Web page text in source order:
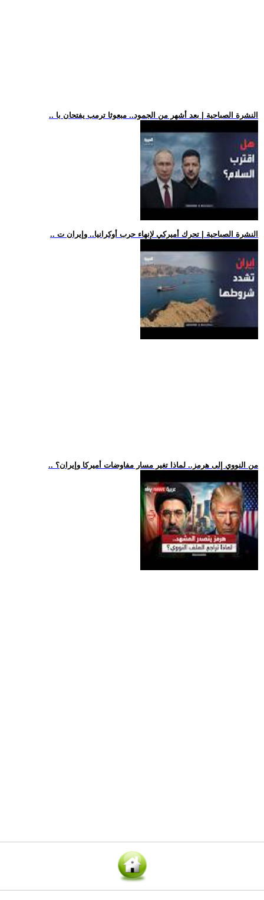
.. النشرة الصباحية | بعد أشهر من الجمود.. مبعوثا ترمب يفتحان با
.. النشرة الصباحية | تحرك أميركي لإنهاء حرب أوكرانيا.. وإيران ت
.. من النووي إلى هرمز.. لماذا تغير مسار مفاوضات أميركا وإيران؟